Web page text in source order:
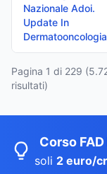
Nazionale Adoi.
Update In
Dermatooncologia
Pagina 1 di 229 (
risultati)
Corso
soli 2 euro/